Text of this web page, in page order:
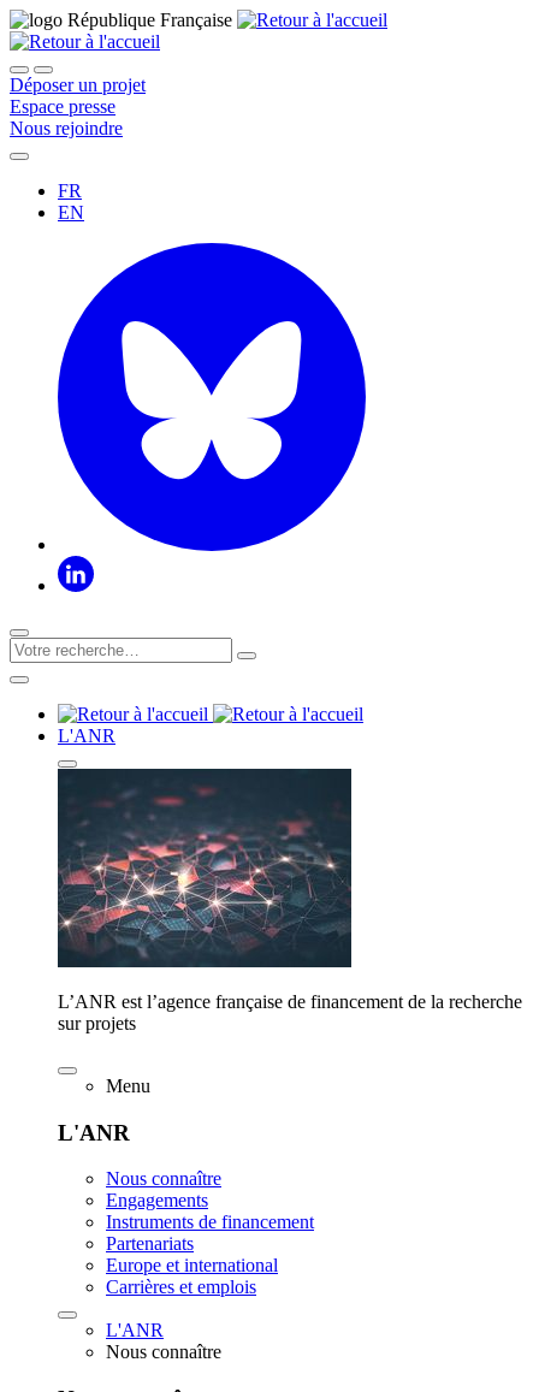
Déposer un projet
Espace presse
Nous rejoindre
FR
EN
L'ANR
L’ANR est l’agence française de financement de la recherche
sur projets
Menu
L'ANR
Nous connaître
Engagements
Instruments de financement
Partenariats
Europe et international
Carrières et emplois
L'ANR
Nous connaître